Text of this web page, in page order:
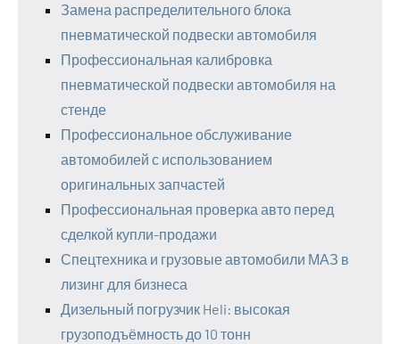
Замена распределительного блока
пневматической подвески автомобиля
Профессиональная калибровка
пневматической подвески автомобиля на
стенде
Профессиональное обслуживание
автомобилей с использованием
оригинальных запчастей
Профессиональная проверка авто перед
сделкой купли-продажи
Спецтехника и грузовые автомобили МАЗ в
лизинг для бизнеса
Дизельный погрузчик Heli: высокая
грузоподъёмность до 10 тонн